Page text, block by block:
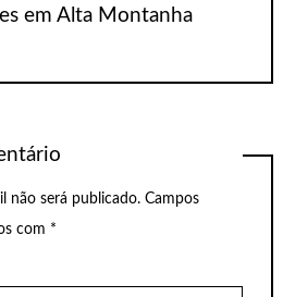
em Alta Montanha
não será publicado. Campos
com *